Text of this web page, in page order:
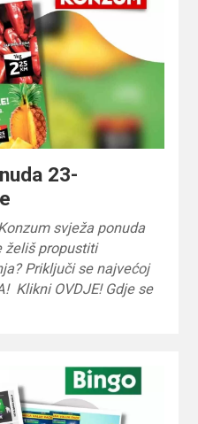
23-
svježa ponuda
želiš propustiti
Priključi se najvećoj
Klikni OVDJE! Gdje se